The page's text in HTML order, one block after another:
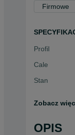
Firmowe
Profil
Cale
Stan
Szerokość
Zobacz
OPIS